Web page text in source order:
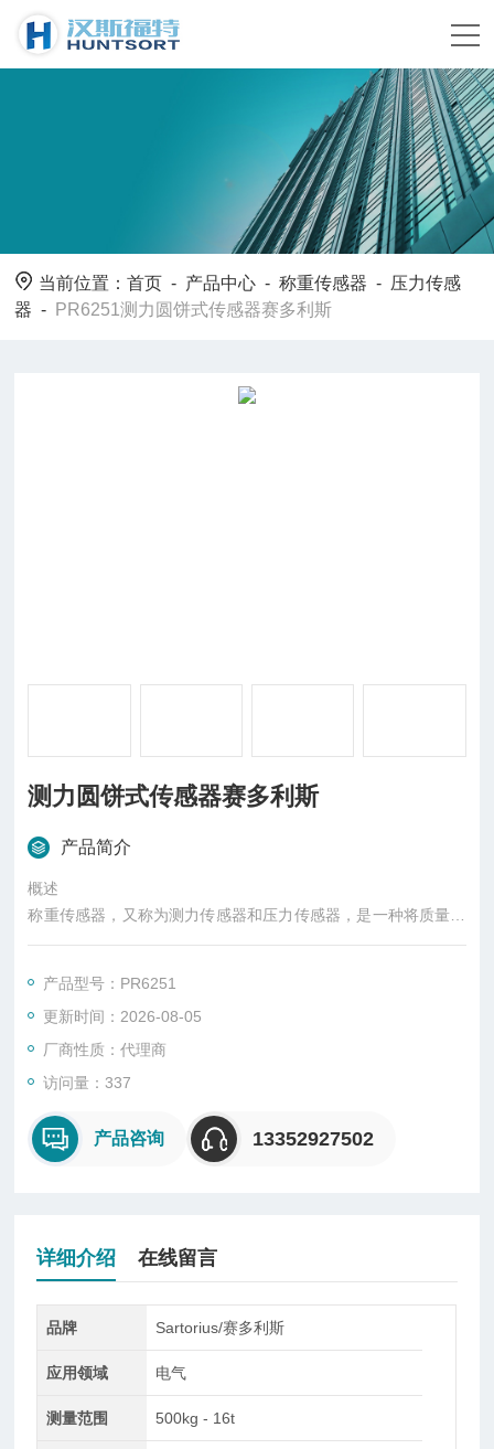
当前位置：首页 - 产品中心 -称重传感器 - 压力传感
器 - PR6251测力圆饼式传感器赛多利斯
测力圆饼式传感器赛多利斯
产品简介
概述
称重传感器，又称为测力传感器和压力传感器，是一种将质量信
号转变为可测量的电信号输出的装置，主要有S型、悬臂型、轮
的工作原理原理上称重传感器就是压力传感器, 只是形状不一样
而已。
产品型号：PR6251
更新时间：2026-08-05
厂商性质：代理商
访问量：337
产品咨询 13352927502
详细介绍 在线留言
品牌 Sartorius/赛多利斯
应用领域 电气
测量范围 500kg - 16t